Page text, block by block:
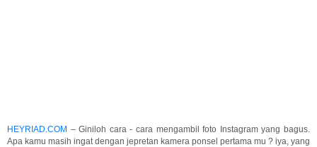
HEYRIAD.COM – Giniloh cara - cara mengambil foto Instagram yang bagus.
Apa kamu masih ingat dengan jepretan kamera ponsel pertama mu ? iya, yang